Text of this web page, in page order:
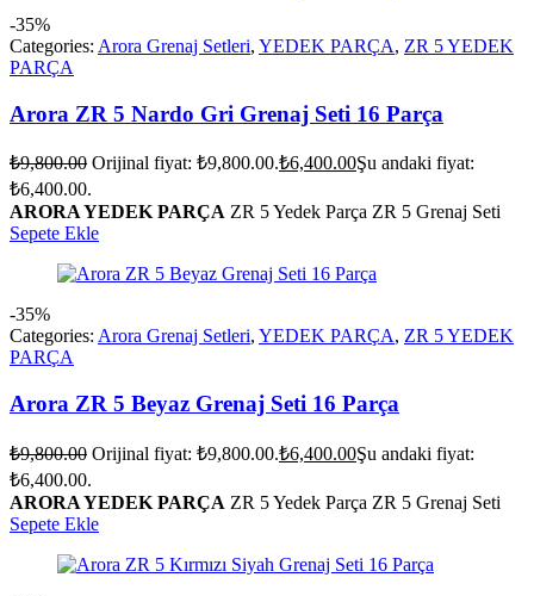
-35%
Categories: Arora Grenaj Setleri, YEDEK PARÇA, ZR 5 YEDEK
PARÇA
Arora ZR 5 Nardo Gri Grenaj Seti 16 Parça
₺9,800.00 Orijinal fiyat: ₺9,800.00.₺6,400.00Şu andaki fiyat:
₺6,400.00.
ARORA YEDEK PARÇA ZR 5 Yedek Parça ZR 5 Grenaj Seti
Sepete Ekle
-35%
Categories: Arora Grenaj Setleri, YEDEK PARÇA, ZR 5 YEDEK
PARÇA
Arora ZR 5 Beyaz Grenaj Seti 16 Parça
₺9,800.00 Orijinal fiyat: ₺9,800.00.₺6,400.00Şu andaki fiyat:
₺6,400.00.
ARORA YEDEK PARÇA ZR 5 Yedek Parça ZR 5 Grenaj Seti
Sepete Ekle